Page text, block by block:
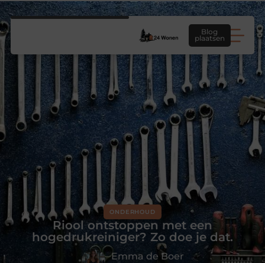
Blog
plaatsen
ONDERHOUD
Riool ontstoppen met een
hogedrukreiniger? Zo doe je dat.
Emma de Boer